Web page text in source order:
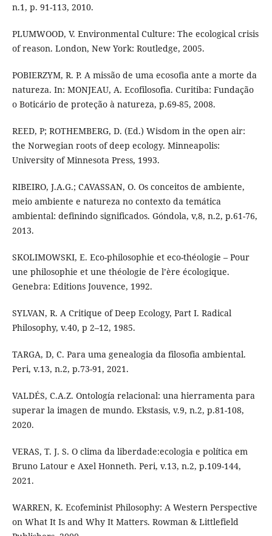
n.1, p. 91-113, 2010.
PLUMWOOD, V. Environmental Culture: The ecological crisis
of reason. London, New York: Routledge, 2005.
POBIERZYM, R. P. A missão de uma ecosofia ante a morte da
natureza. In: MONJEAU, A. Ecofilosofia. Curitiba: Fundação
o Boticário de proteção à natureza, p.69-85, 2008.
REED, P; ROTHEMBERG, D. (Ed.) Wisdom in the open air:
the Norwegian roots of deep ecology. Minneapolis:
University of Minnesota Press, 1993.
RIBEIRO, J.A.G.; CAVASSAN, O. Os conceitos de ambiente,
meio ambiente e natureza no contexto da temática
ambiental: definindo significados. Góndola, v,8, n.2, p.61-76,
2013.
SKOLIMOWSKI, E. Eco-philosophie et eco-théologie – Pour
une philosophie et une théologie de l’ère écologique.
Genebra: Editions Jouvence, 1992.
SYLVAN, R. A Critique of Deep Ecology, Part I. Radical
Philosophy, v.40, p 2–12, 1985.
TARGA, D, C. Para uma genealogia da filosofia ambiental.
Peri, v.13, n.2, p.73-91, 2021.
VALDÉS, C.A.Z. Ontología relacional: una hierramenta para
superar la imagen de mundo. Ekstasis, v.9, n.2, p.81-108,
2020.
VERAS, T. J. S. O clima da liberdade:ecologia e política em
Bruno Latour e Axel Honneth. Peri, v.13, n.2, p.109-144,
2021.
WARREN, K. Ecofeminist Philosophy: A Western Perspective
on What It Is and Why It Matters. Rowman & Littlefield